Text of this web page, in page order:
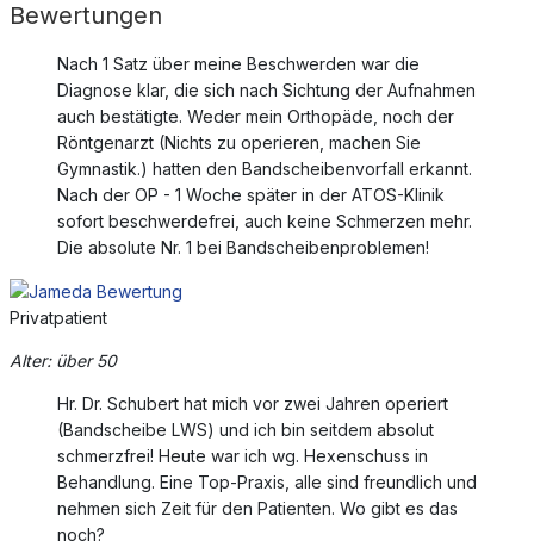
Bewertungen
Nach 1 Satz über meine Beschwerden war die
Diagnose klar, die sich nach Sichtung der Aufnahmen
auch bestätigte. Weder mein Orthopäde, noch der
Röntgenarzt (Nichts zu operieren, machen Sie
Gymnastik.) hatten den Bandscheibenvorfall erkannt.
Nach der OP - 1 Woche später in der ATOS-Klinik
sofort beschwerdefrei, auch keine Schmerzen mehr.
Die absolute Nr. 1 bei Bandscheibenproblemen!
Privatpatient
Alter: über 50
Hr. Dr. Schubert hat mich vor zwei Jahren operiert
(Bandscheibe LWS) und ich bin seitdem absolut
schmerzfrei! Heute war ich wg. Hexenschuss in
Behandlung. Eine Top-Praxis, alle sind freundlich und
nehmen sich Zeit für den Patienten. Wo gibt es das
noch?